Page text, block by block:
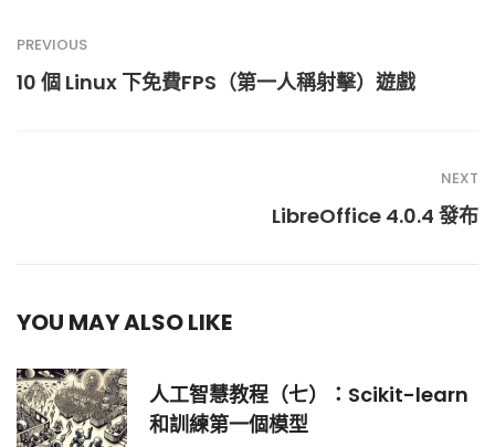
PREVIOUS
10 個 Linux 下免費FPS（第一人稱射擊）遊戲
NEXT
LibreOffice 4.0.4 發布
YOU MAY ALSO LIKE
人工智慧教程（七）：Scikit-learn
和訓練第一個模型